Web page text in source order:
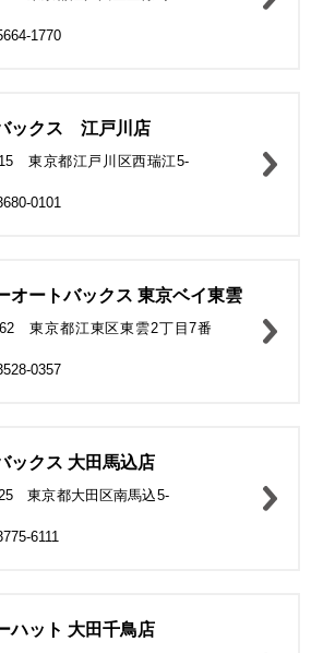
1770
ックス 江戸川店
東京都江戸川区西瑞江5-
0101
オートバックス 東京ベイ東雲
東京都江東区東雲2丁目7番
0357
ックス 大田馬込店
東京都大田区南馬込5-
6111
ハット 大田千鳥店